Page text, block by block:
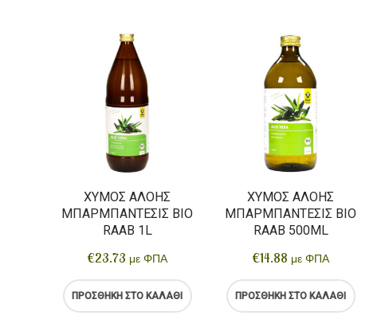
ΧΥΜΌΣ ΑΛΌΗΣ
ΜΠΑΡΜΠΆΝΤΕΣΙΣ BIO
RAAB 1L
€23.73 με ΦΠΑ
ΠΡΟΣΘΉΚΗ ΣΤΟ ΚΑΛΆΘΙ
ΧΥΜΌΣ ΑΛΌΗΣ
ΜΠΑΡΜΠΆΝΤΕΣΙΣ BIO
RAAB 500ML
€14.88 με ΦΠΑ
ΠΡΟΣΘΉΚΗ ΣΤΟ ΚΑΛΆΘΙ